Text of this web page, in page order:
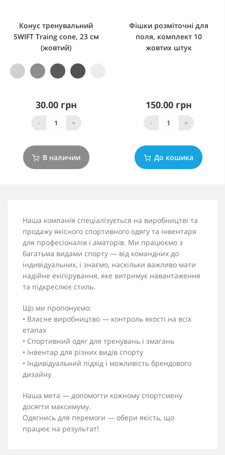
Конус тренувальний
SWIFT Traing cone, 23 см
(жовтий)
30.00 грн
- +
В наличии
Фішки розміточні для
поля, комплект 10
жовтих штук
150.00 грн
- +
До кошика
Наша компанія спеціалізується на виробництві та
продажу якісного спортивного одягу та інвентаря
для професіоналів і аматорів. Ми працюємо з
багатьма видами спорту — від командних до
індивідуальних, і знаємо, наскільки важливо мати
надійне екіпірування, яке витримує навантаження
та підкреслює стиль.
Що ми пропонуємо:
• Власне виробництво — контроль якості на всіх
етапах
• Спортивний одяг для тренувань і змагань
• Інвентар для різних видів спорту
• Індивідуальний підхід і можливість брендового
дизайну
Наша мета — допомогти кожному спортсмену
досягти максимуму.
Одягнись для перемоги — обери якість, що
працює на результат!